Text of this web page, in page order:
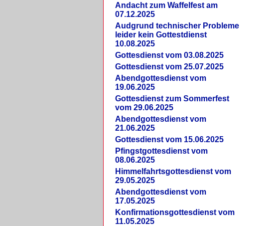
Andacht zum Waffelfest am
07.12.2025
Audgrund technischer Probleme
leider kein Gottestdienst
10.08.2025
Gottesdienst vom 03.08.2025
Gottesdienst vom 25.07.2025
Abendgottesdienst vom
19.06.2025
Gottesdienst zum Sommerfest
vom 29.06.2025
Abendgottesdienst vom
21.06.2025
Gottesdienst vom 15.06.2025
Pfingstgottesdienst vom
08.06.2025
Himmelfahrtsgottesdienst vom
29.05.2025
Abendgottesdienst vom
17.05.2025
Konfirmationsgottesdienst vom
11.05.2025